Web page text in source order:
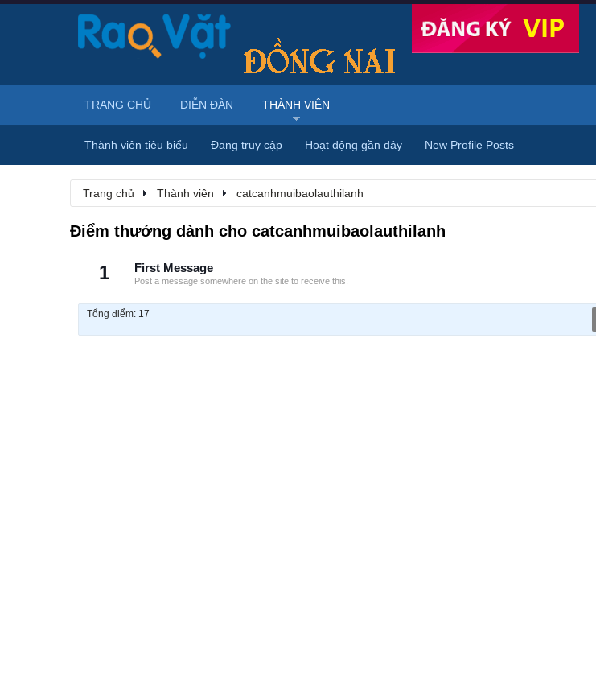
Trang chủ Thành viên catcanhmuibaolauthilanh
Điểm thưởng dành cho catcanhmuibaolauthilanh
1 First Message
Post a message somewhere on the site to receive this.
Tổng điểm: 17
TRANG CHỦ DIỄN ĐÀN THÀNH VIÊN
Thành viên tiêu biểu Đang truy cập Hoạt động gần đây New Profile Posts